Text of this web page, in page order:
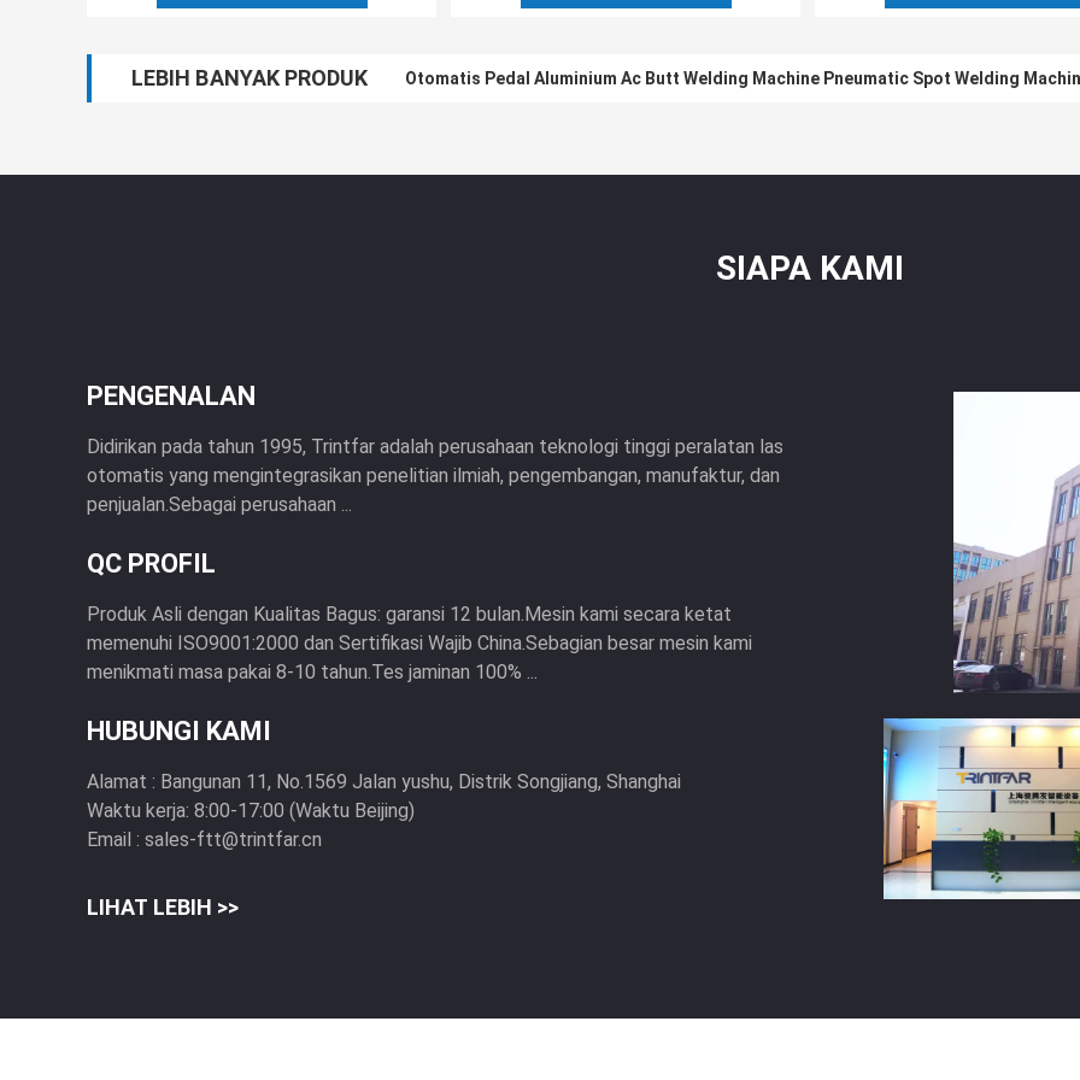
LEBIH BANYAK PRODUK Otomatis Pedal Aluminium Ac Butt Welding Machine Pneumatic Spot Welding
SIAPA KAMI
PENGENALAN
Didirikan pada tahun 1995, Trintfar adalah perusahaan teknologi tinggi peralatan las
otomatis yang mengintegrasikan penelitian ilmiah, pengembangan, manufaktur, dan
penjualan.Sebagai perusahaan ...
QC PROFIL
Produk Asli dengan Kualitas Bagus: garansi 12 bulan.Mesin kami secara ketat
memenuhi ISO9001:2000 dan Sertifikasi Wajib China.Sebagian besar mesin kami
menikmati masa pakai 8-10 tahun.Tes jaminan 100% ...
HUBUNGI KAMI
Alamat : Bangunan 11, No.1569 Jalan yushu, Distrik Songjiang, Shanghai
Waktu kerja: 8:00-17:00 (Waktu Beijing)
Email : sales-ftt@trintfar.cn
LIHAT LEBIH >>